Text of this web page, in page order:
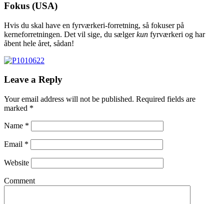
Fokus (USA)
Hvis du skal have en fyrværkeri-forretning, så fokuser på
kerneforretningen. Det vil sige, du sælgerkun fyrværkeri og har
åbent hele året, sådan!
Leave a Reply
Your email address will not be published. Required fields are
marked *
Name *
Email *
Website
Comment